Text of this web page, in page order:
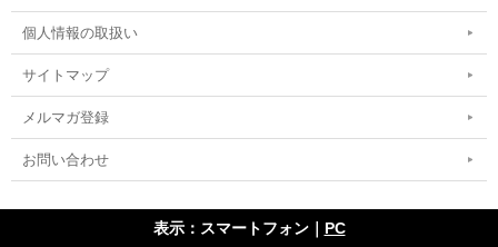
個人情報の取扱い
サイトマップ
メルマガ登録
お問い合わせ
表示：スマートフォン｜ PC